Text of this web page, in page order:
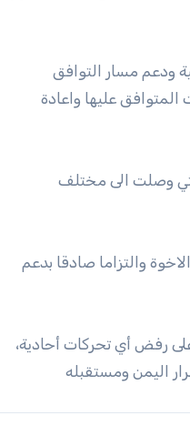
ودعم مسار التوافق
المتوافق عليها واعادة
وصلت الى مختلف
والتزاما صادقا بدعم
رفض أي تحركات أحادية،
اليمن ومستقبله